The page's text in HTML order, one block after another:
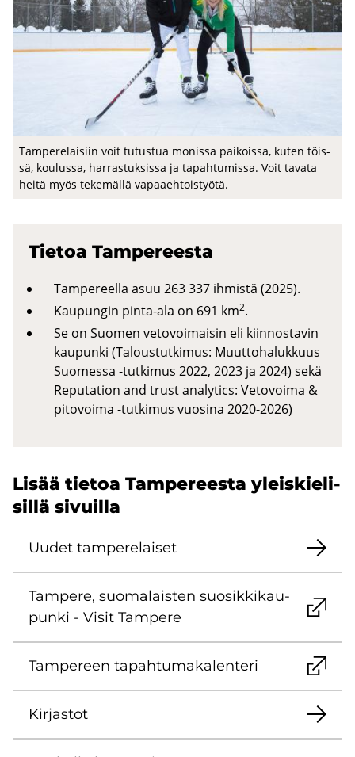
Tam­pe­re­lai­siin voit tu­tus­tua mo­nis­sa pai­kois­sa, kuten töis­
sä, kou­lus­sa, har­ras­tuk­sis­sa ja ta­pah­tu­mis­sa. Voit ta­va­ta
heitä myös te­ke­mäl­lä va­paa­eh­tois­työ­tä.
Tie­toa Tam­pe­rees­ta
Tampereella asuu 263 337 ihmistä (2025).
Kaupungin pinta-ala on 691 km2.
Se on Suomen vetovoimaisin eli kiinnostavin
kaupunki (Taloustutkimus: Muuttohalukkuus
Suomessa -tutkimus 2022, 2023 ja 2024) sekä
Reputation and trust analytics: Vetovoima &
pitovoima -tutkimus vuosina 2020-2026)
Lisää tie­toa Tam­pe­rees­ta yleis­kie­li­
sil­lä si­vuil­la
Uudet tam­pe­re­lai­set
Tam­pe­re, suo­ma­lais­ten suo­sik­ki­kau­
pun­ki - Visit Tam­pe­re
Tam­pe­reen ta­pah­tu­ma­ka­len­te­ri
Kir­jas­tot